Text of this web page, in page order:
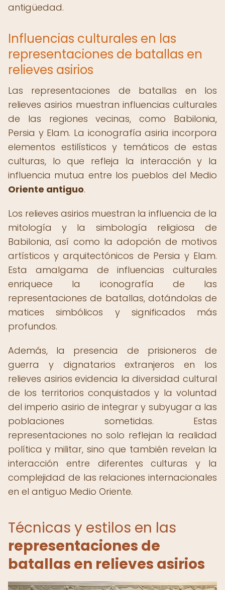
antigüedad.
Influencias culturales en las
representaciones de batallas en
relieves asirios
Las representaciones de batallas en los
relieves asirios muestran influencias culturales
de las regiones vecinas, como Babilonia,
Persia y Elam. La iconografía asiria incorpora
elementos estilísticos y temáticos de estas
culturas, lo que refleja la interacción y la
influencia mutua entre los pueblos del Medio
Oriente antiguo.
Los relieves asirios muestran la influencia de la
mitología y la simbología religiosa de
Babilonia, así como la adopción de motivos
artísticos y arquitectónicos de Persia y Elam.
Esta amalgama de influencias culturales
enriquece la iconografía de las
representaciones de batallas, dotándolas de
matices simbólicos y significados más
profundos.
Además, la presencia de prisioneros de
guerra y dignatarios extranjeros en los
relieves asirios evidencia la diversidad cultural
de los territorios conquistados y la voluntad
del imperio asirio de integrar y subyugar a las
poblaciones sometidas. Estas
representaciones no solo reflejan la realidad
política y militar, sino que también revelan la
interacción entre diferentes culturas y la
complejidad de las relaciones internacionales
en el antiguo Medio Oriente.
Técnicas y estilos en las
representaciones de
batallas en relieves asirios